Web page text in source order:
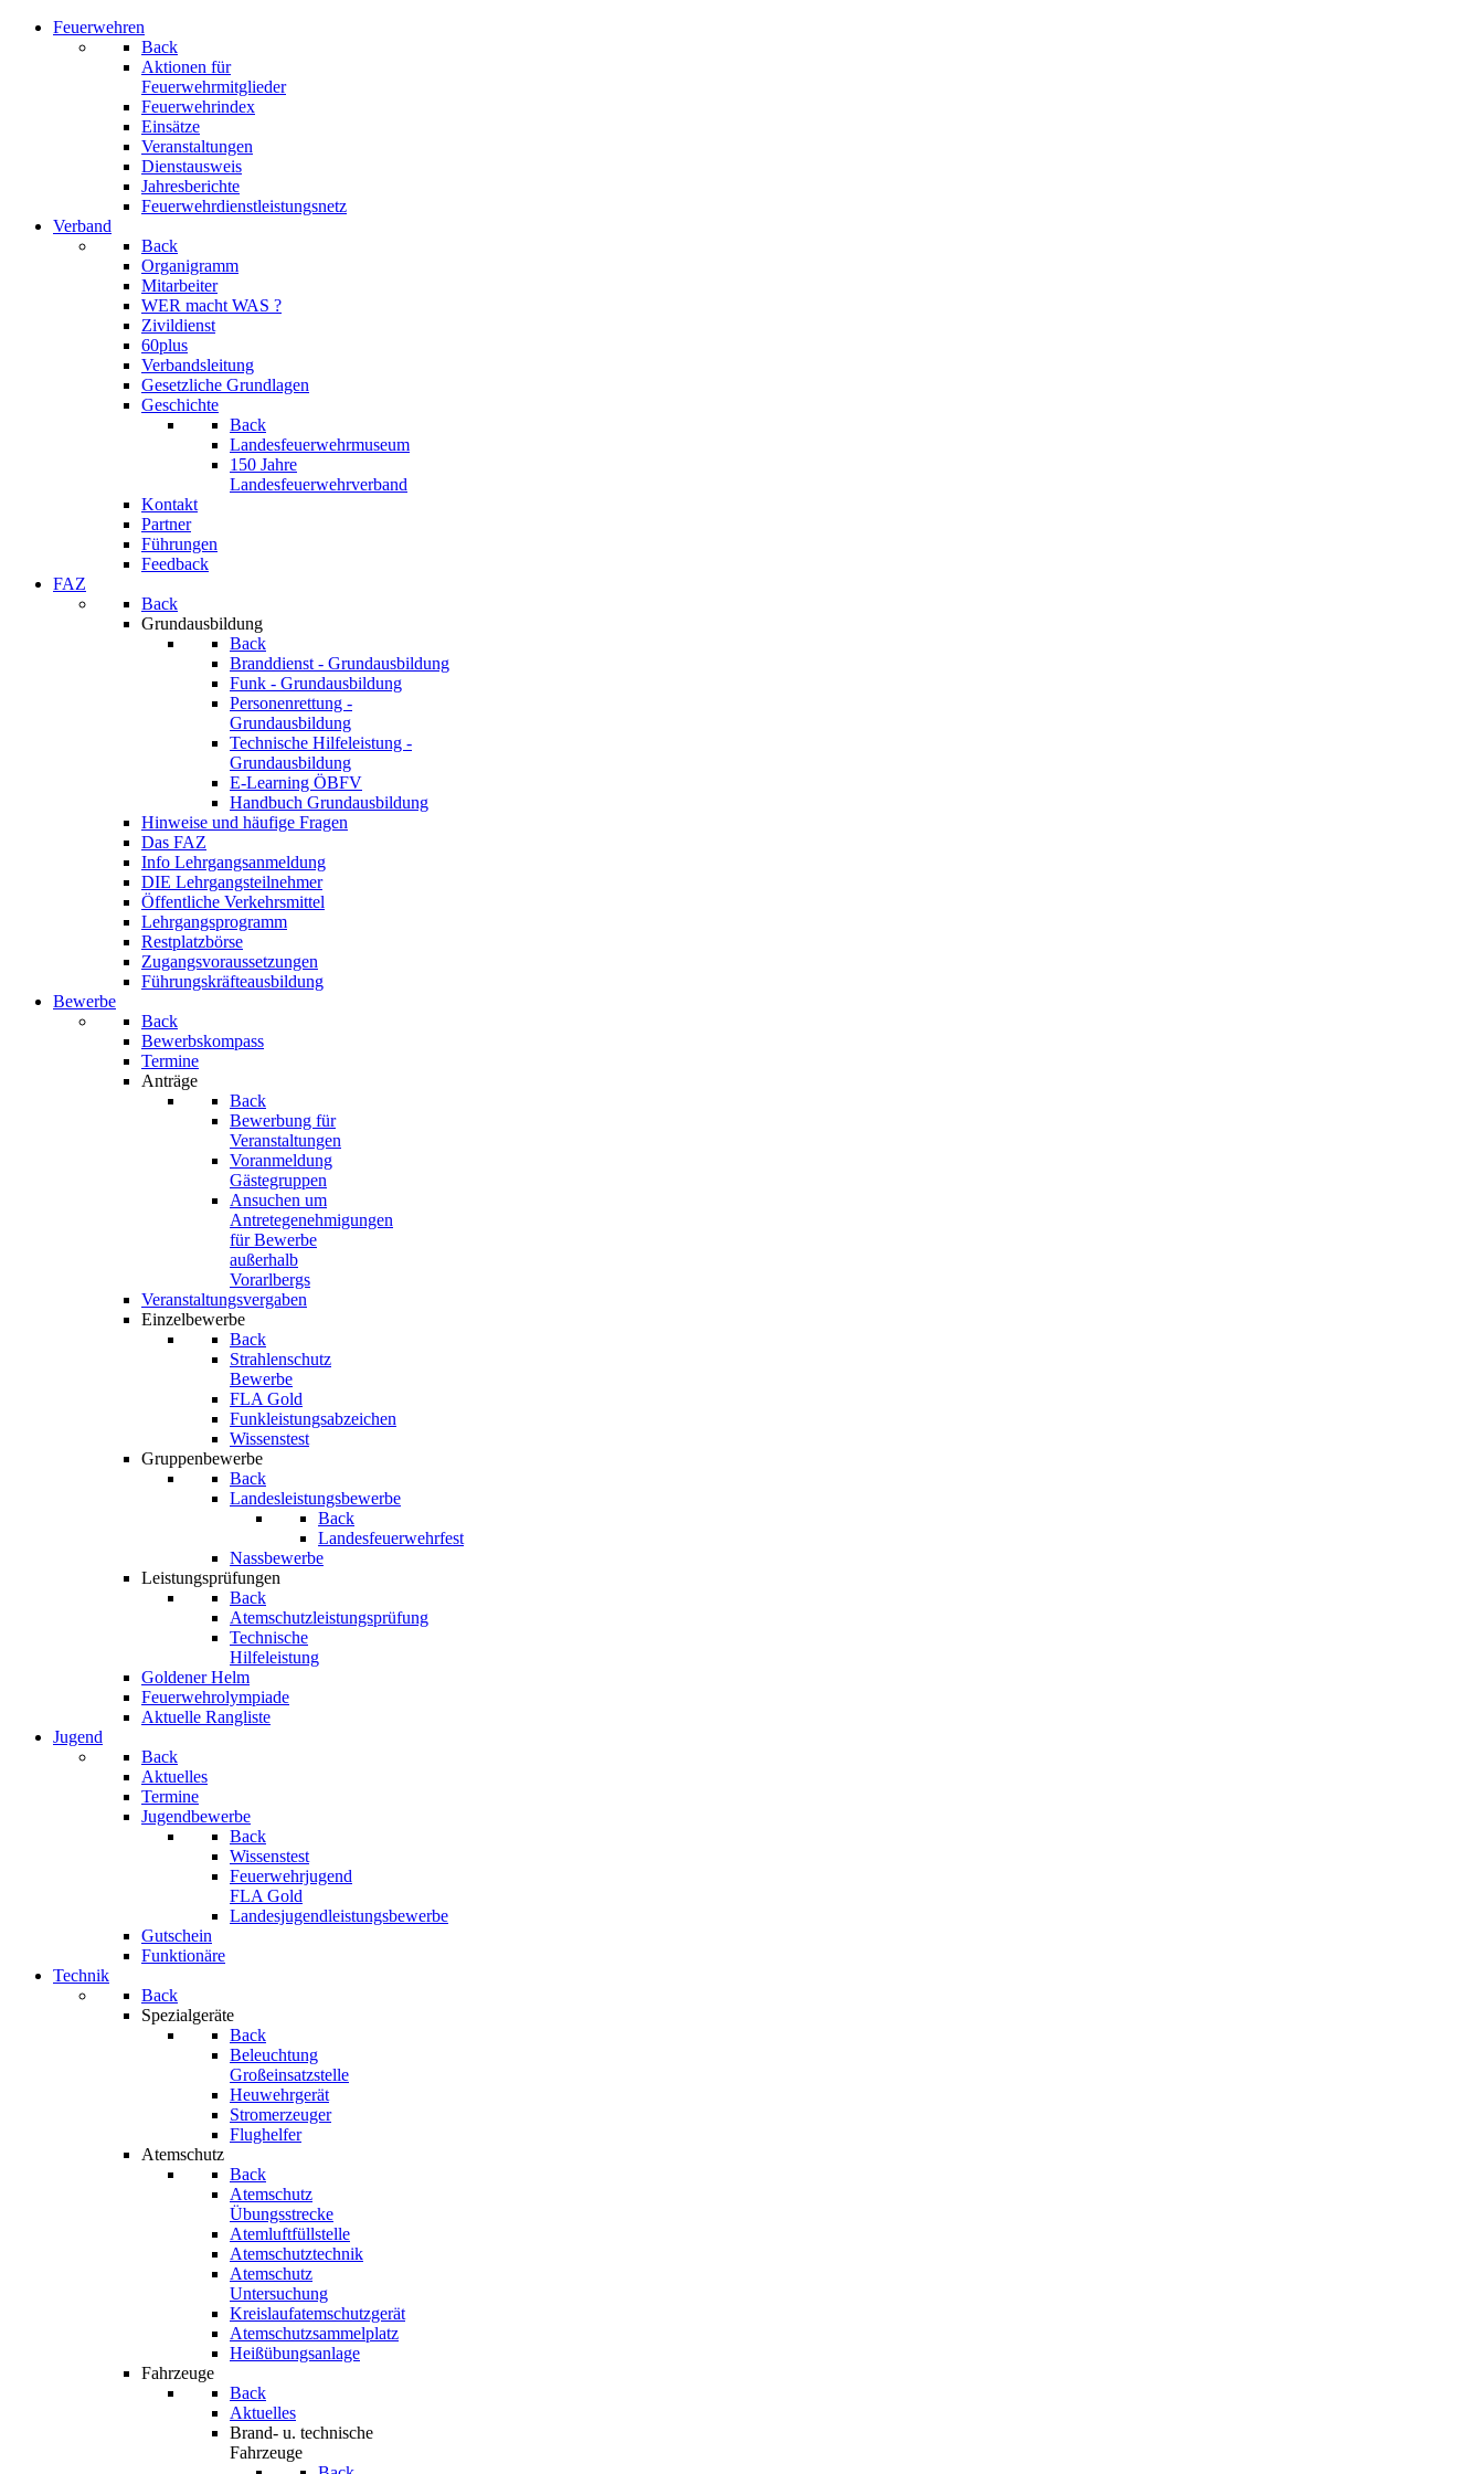
Feuerwehren
Back
Aktionen für
Feuerwehrmitglieder
Feuerwehrindex
Einsätze
Veranstaltungen
Dienstausweis
Jahresberichte
Feuerwehrdienstleistungsnetz
Verband
Back
Organigramm
Mitarbeiter
WER macht WAS ?
Zivildienst
60plus
Verbandsleitung
Gesetzliche Grundlagen
Geschichte
Back
Landesfeuerwehrmuseum
150 Jahre
Landesfeuerwehrverband
Kontakt
Partner
Führungen
Feedback
FAZ
Back
Grundausbildung
Back
Branddienst - Grundausbildung
Funk - Grundausbildung
Personenrettung -
Grundausbildung
Technische Hilfeleistung -
Grundausbildung
E-Learning ÖBFV
Handbuch Grundausbildung
Hinweise und häufige Fragen
Das FAZ
Info Lehrgangsanmeldung
DIE Lehrgangsteilnehmer
Öffentliche Verkehrsmittel
Lehrgangsprogramm
Restplatzbörse
Zugangsvoraussetzungen
Führungskräfteausbildung
Bewerbe
Back
Bewerbskompass
Termine
Anträge
Back
Bewerbung für
Veranstaltungen
Voranmeldung
Gästegruppen
Ansuchen um
Antretegenehmigungen
für Bewerbe
außerhalb
Vorarlbergs
Veranstaltungsvergaben
Einzelbewerbe
Back
Strahlenschutz
Bewerbe
FLA Gold
Funkleistungsabzeichen
Wissenstest
Gruppenbewerbe
Back
Landesleistungsbewerbe
Back
Landesfeuerwehrfest
Nassbewerbe
Leistungsprüfungen
Back
Atemschutzleistungsprüfung
Technische
Hilfeleistung
Goldener Helm
Feuerwehrolympiade
Aktuelle Rangliste
Jugend
Back
Aktuelles
Termine
Jugendbewerbe
Back
Wissenstest
Feuerwehrjugend
FLA Gold
Landesjugendleistungsbewerbe
Gutschein
Funktionäre
Technik
Back
Spezialgeräte
Back
Beleuchtung
Großeinsatzstelle
Heuwehrgerät
Stromerzeuger
Flughelfer
Atemschutz
Back
Atemschutz
Übungsstrecke
Atemluftfüllstelle
Atemschutztechnik
Atemschutz
Untersuchung
Kreislaufatemschutzgerät
Atemschutzsammelplatz
Heißübungsanlage
Fahrzeuge
Back
Aktuelles
Brand- u. technische
Fahrzeuge